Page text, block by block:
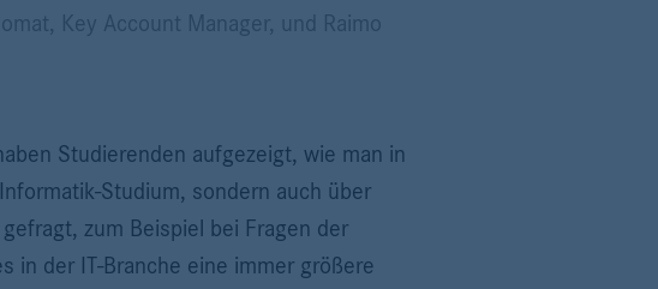
Key Account Manager, und Raimo
Studierenden aufgezeigt, wie man in
Studium, sondern auch über
zum Beispiel bei Fragen der
in der IT-Branche eine immer größere